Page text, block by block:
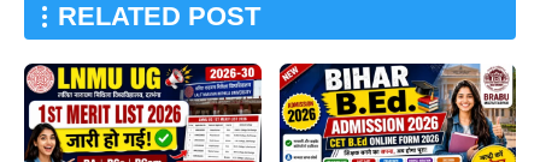
RELATED POST